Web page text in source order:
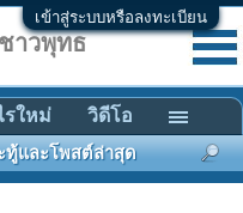
เข้าสู่ระบบหรือลงทะเบียน
าวพุทธ
ทู้และโพสต์ล่าสุด
รใหม่ วิดีโอ